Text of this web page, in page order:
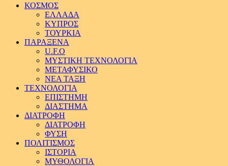
ΚΟΣΜΟΣ
ΕΛΛΑΔΑ
ΚΥΠΡΟΣ
ΤΟΥΡΚΙΑ
ΠΑΡΑΞΕΝΑ
U.F.O
ΜΥΣΤΙΚΗ ΤΕΧΝΟΛΟΓΙΑ
ΜΕΤΑΦΥΣΙΚΟ
ΝΕΑ ΤΑΞΗ
ΤΕΧΝΟΛΟΓΙΑ
ΕΠΙΣΤΗΜΗ
ΔΙΑΣΤΗΜΑ
ΔΙΑΤΡΟΦΗ
ΔΙΑΤΡΟΦΗ
ΦΥΣΗ
ΠΟΛΙΤΙΣΜΟΣ
ΙΣΤΟΡΙΑ
ΜΥΘΟΛΟΓΙΑ